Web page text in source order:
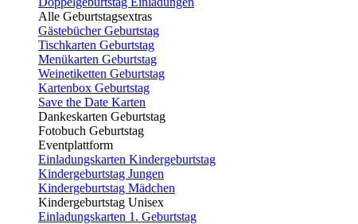
Alle Geburtstagsextras
Gästebücher Geburtstag
Tischkarten Geburtstag
Menükarten Geburtstag
Weinetiketten Geburtstag
Kartenbox Geburtstag
Save the Date Karten
Dankeskarten Geburtstag
Fotobuch Geburtstag
Eventplattform
Einladungskarten Kindergeburtstag
Kindergeburtstag Jungen
Kindergeburtstag Mädchen
Kindergeburtstag Unisex
Einladungskarten 1. Geburtstag